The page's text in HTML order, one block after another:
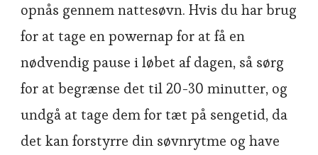
opnås gennem nattesøvn. Hvis du har brug
for at tage en powernap for at få en
nødvendig pause i løbet af dagen, så sørg
for at begrænse det til 20-30 minutter, og
undgå at tage dem for tæt på sengetid, da
det kan forstyrre din søvnrytme og have